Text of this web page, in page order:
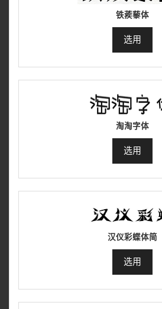
铁蒺藜体
选用
淘淘字体
选用
汉仪彩蝶体简
选用